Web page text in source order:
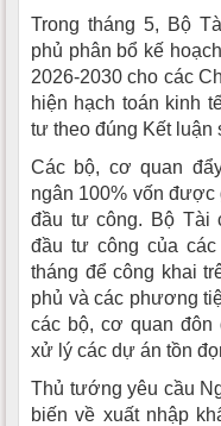
Trong tháng 5, Bộ
phủ phân bổ kế
2026-2030 cho các
hiện hạch toán kinh
tư theo đúng Kết luận
Các bộ, cơ quan
ngân 100% vốn được
đầu tư công. Bộ Tài
đầu tư công của
tháng để công khai
phủ và các phương
các bộ, cơ quan đôn
xử lý các dự án tồn
Thủ tướng yêu cầu
biến về xuất nhập